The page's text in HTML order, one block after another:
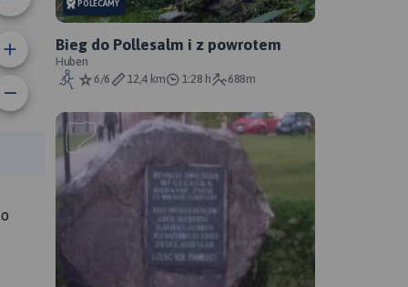
trasy:
POLECAMY
Bieg do Pollesalm i z powrotem
Huben
6/6
12,4 km 1:28 h 688m